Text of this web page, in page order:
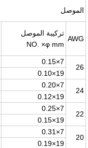
الموصل
AWG
تركيبة الموصل
NO. ×φ mm
26
7×0.15
19×0.10
24
7×0.20
19×0.12
22
7×0.25
19×0.15
20
7×0.31
19×0.19